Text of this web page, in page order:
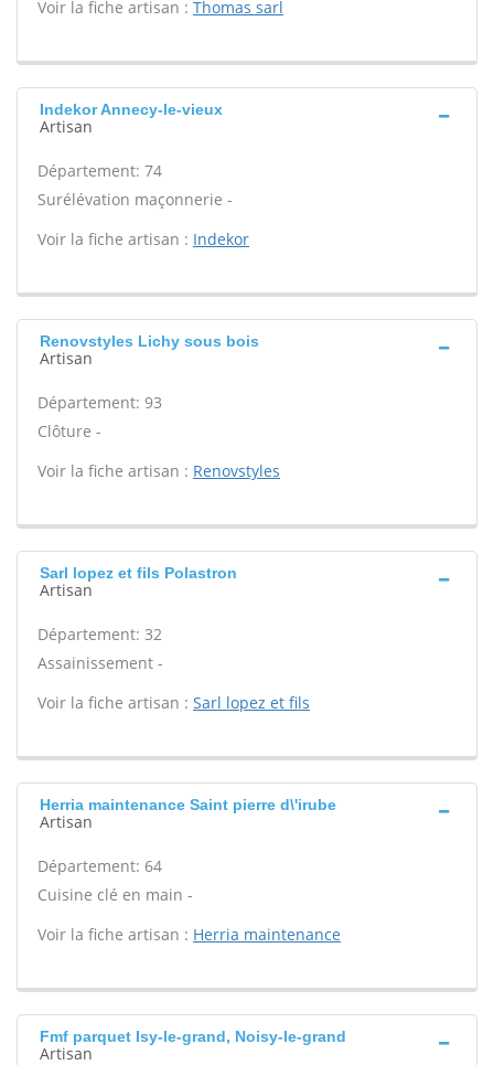
Voir la fiche artisan : Thomas sarl
Indekor Annecy-le-vieux
Artisan
Département: 74
Surélévation maçonnerie -
Voir la fiche artisan : Indekor
Renovstyles Lichy sous bois
Artisan
Département: 93
Clôture -
Voir la fiche artisan : Renovstyles
Sarl lopez et fils Polastron
Artisan
Département: 32
Assainissement -
Voir la fiche artisan : Sarl lopez et fils
Herria maintenance Saint pierre d\'irube
Artisan
Département: 64
Cuisine clé en main -
Voir la fiche artisan : Herria maintenance
Fmf parquet Isy-le-grand, Noisy-le-grand
Artisan